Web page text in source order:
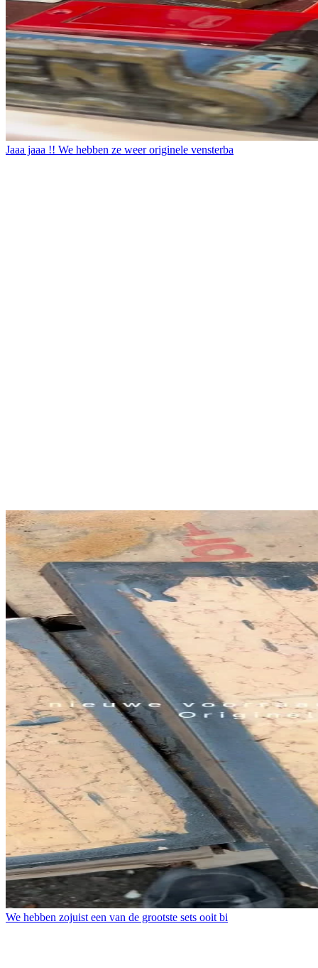
Jaaa jaaa !! We hebben ze weer originele vensterba
We hebben zojuist een van de grootste sets ooit bi